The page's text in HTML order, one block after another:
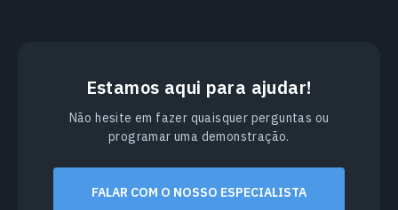
Estamos aqui para ajudar!
Não hesite em fazer quaisquer perguntas ou
programar uma demonstração.
FALAR COM O NOSSO ESPECIALISTA